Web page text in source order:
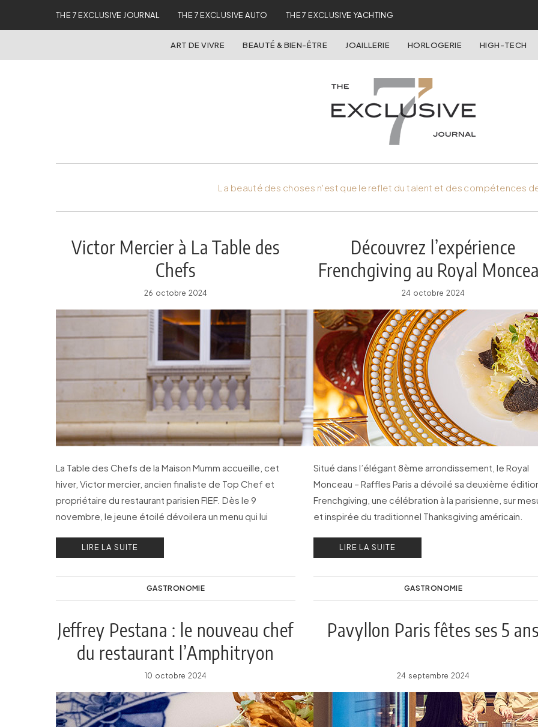
THE 7 EXCLUSIVE JOURNAL THE 7 EXCLUSIVE AUTO THE 7 EXCLUSIVE YACHTING
ART DE VIVRE BEAUTÉ & BIEN-ÊTRE JOAILLERIE HORLOGERIE HIGH-TECH
La beauté des choses n'est que le reflet du talent et des compétences
Victor Mercier à La Table des
Chefs
26 octobre 2024
La Table des Chefs de la Maison Mumm accueille, cet
hiver, Victor mercier, ancien finaliste de Top Chef et
propriétaire du restaurant parisien FIEF. Dès le 9
novembre, le jeune étoilé dévoilera un menu qui lui
LIRE LA SUITE
GASTRONOMIE
Découvrez l’expérience
Frenchgiving au Royal
– Raffles Paris
24 octobre 2024
Situé dans l’élégant 8ème arrondissement, le Royal
Monceau – Raffles Paris a dévoilé sa deuxième
Frenchgiving, une célébration à la parisienne, sur
et inspirée du traditionnel Thanksgiving américain.
LIRE LA SUITE
GASTRONOMIE
Jeffrey Pestana : le nouveau chef
du restaurant l’Amphitryon
10 octobre 2024
Pavyllon Paris fêtes ses 5
24 septembre 2024